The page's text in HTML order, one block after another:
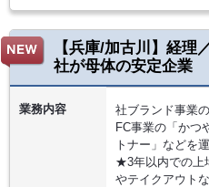
【兵庫/加古川】経理
社が母体の安定企業
業務内容
社ブランド事業
FC事業の「かつ
トナー」などを
★3年以内での上
やテイクアウト